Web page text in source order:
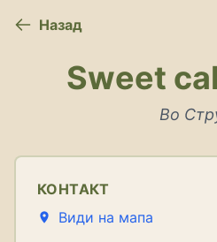
Назад
Sweet
Во
КОНТАКТ
Види на мапа